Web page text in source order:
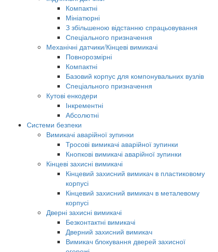
Компактні
Мініатюрні
З збільшеною відстанню спрацьовування
Спеціального призначення
Механічні датчики/Кінцеві вимикачі
Повнорозмірні
Компактні
Базовий корпус для компонувальних вузлів
Спеціального призначення
Кутові енкодери
Інкрементні
Абсолютні
Системи безпеки
Вимикачі аварійної зупинки
Тросові вимикачі аварійної зупинки
Кнопкові вимикачі аварійної зупинки
Кінцеві захисні вимикачі
Кінцевий захисний вимикач в пластиковому
корпусі
Кінцевий захисний вимикач в металевому
корпусі
Дверні захисні вимикачі
Безконтактні вимикачі
Дверний захисний вимикач
Вимикач блокування дверей захисної